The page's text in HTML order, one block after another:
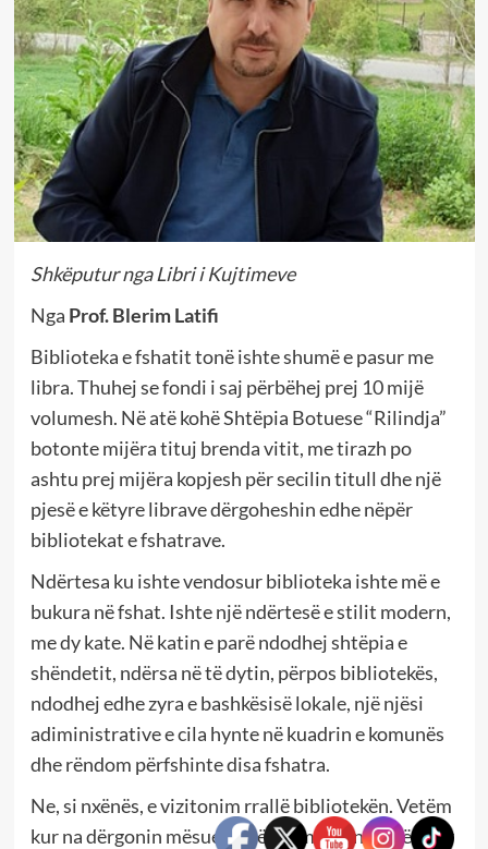
Shkëputur nga Libri i Kujtimeve
Nga Prof. Blerim Latifi
Biblioteka e fshatit tonë ishte shumë e pasur me
libra. Thuhej se fondi i saj përbëhej prej 10 mijë
volumesh. Në atë kohë Shtëpia Botuese “Rilindja”
botonte mijëra tituj brenda vitit, me tirazh po
ashtu prej mijëra kopjesh për secilin titull dhe një
pjesë e këtyre librave dërgoheshin edhe nëpër
bibliotekat e fshatrave.
Ndërtesa ku ishte vendosur biblioteka ishte më e
bukura në fshat. Ishte një ndërtesë e stilit modern,
me dy kate. Në katin e parë ndodhej shtëpia e
shëndetit, ndërsa në të dytin, përpos bibliotekës,
ndodhej edhe zyra e bashkësisë lokale, një njësi
adiministrative e cila hynte në kuadrin e komunës
dhe rëndom përfshinte disa fshatra.
Ne, si nxënës, e vizitonim rrallë bibliotekën. Vetëm
kur na dërgonin mësuesit për të marrë ndonjë libër